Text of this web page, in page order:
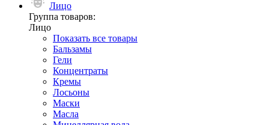
Лицо
Группа товаров:
Лицо
Показать все товары
Бальзамы
Гели
Концентраты
Кремы
Лосьоны
Маски
Масла